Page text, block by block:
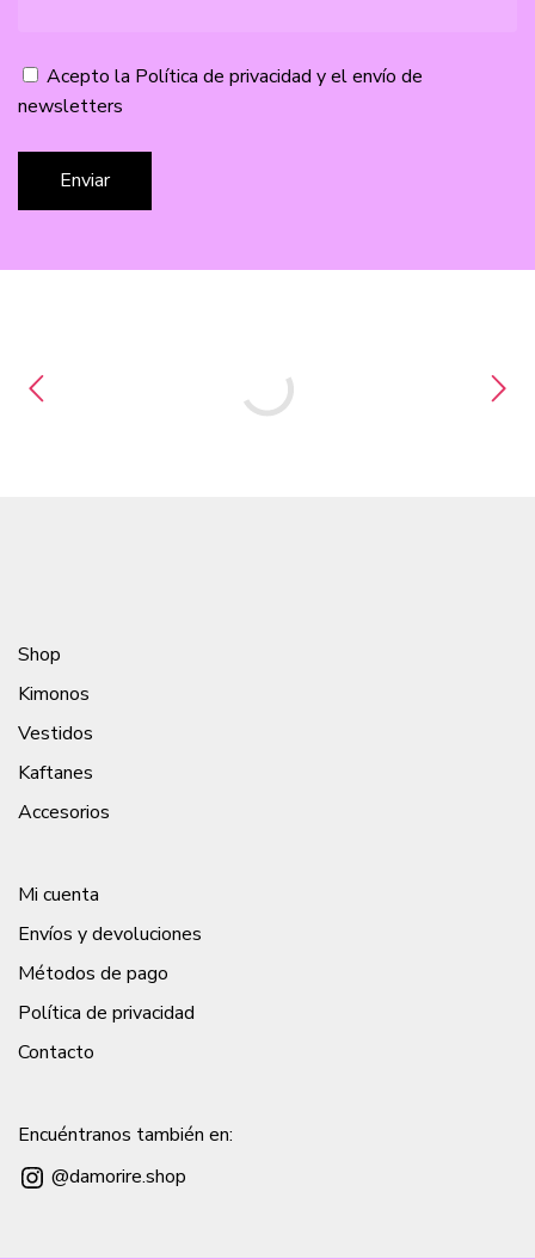
Acepto la Política de privacidad y el envío de
newsletters
Shop
Kimonos
Vestidos
Kaftanes
Accesorios
Mi cuenta
Envíos y devoluciones
Métodos de pago
Política de privacidad
Contacto
Encuéntranos también en:
Instagram
@damorire.shop